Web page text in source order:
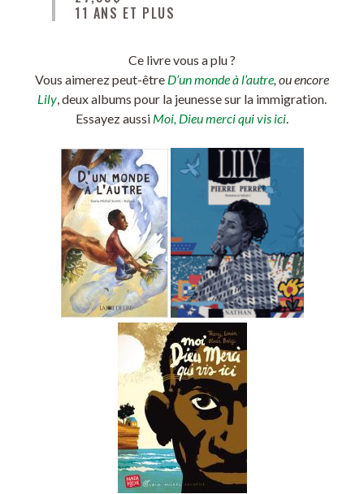
11 ANS ET PLUS
Ce livre vous a plu ?
Vous aimerez peut-être D’un monde à l’autre, ou encore
Lily, deux albums pour la jeunesse sur la immigration.
Essayez aussi Moi, Dieu merci qui vis ici.